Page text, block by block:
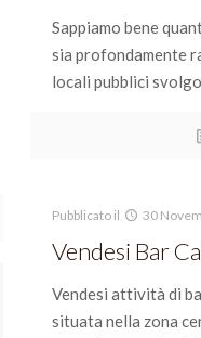
Sappiamo bene
sia profondamente
locali pubblici
Pubblicato il 30
Vendesi Bar
Vendesi attività di
situata nella zona